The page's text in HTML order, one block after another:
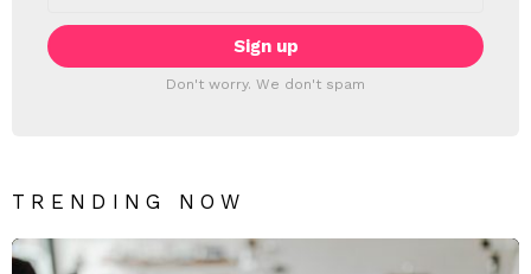
Don't worry. We don't spam
TRENDING NOW